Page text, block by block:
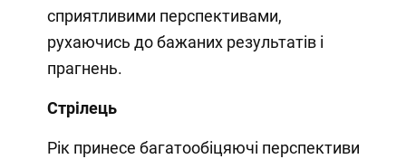
сприятливими перспективами,
рухаючись до бажаних результатів і
прагнень.
Стрілець
Рік принесе багатообіцяючі перспективи